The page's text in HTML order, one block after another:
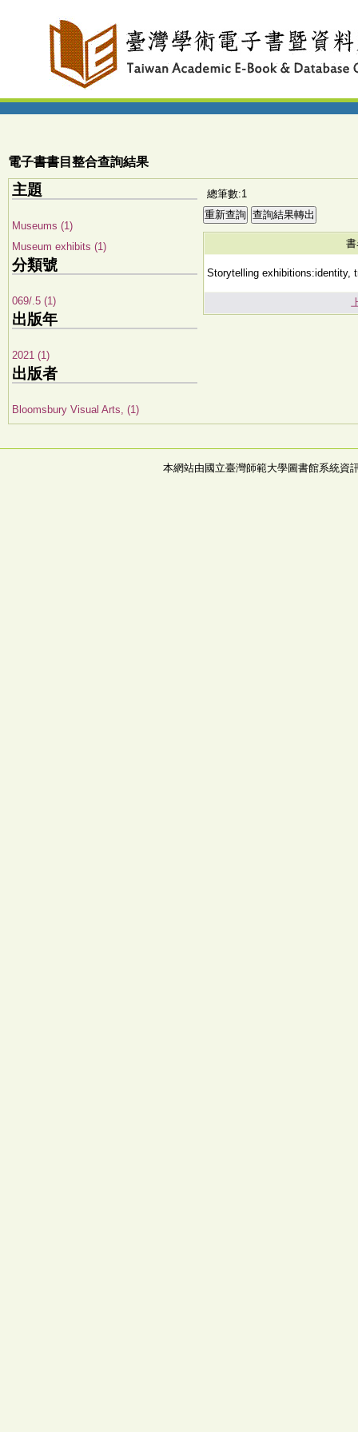
電子書書目整合查詢結果
主題
Museums (1)
Museum exhibits (1)
分類號
069/.5 (1)
出版年
2021 (1)
出版者
Bloomsbury Visual Arts, (1)
總筆數:1
Storytelling exhibitions:identity,
本網站由國立臺灣師範大學圖書館系統資